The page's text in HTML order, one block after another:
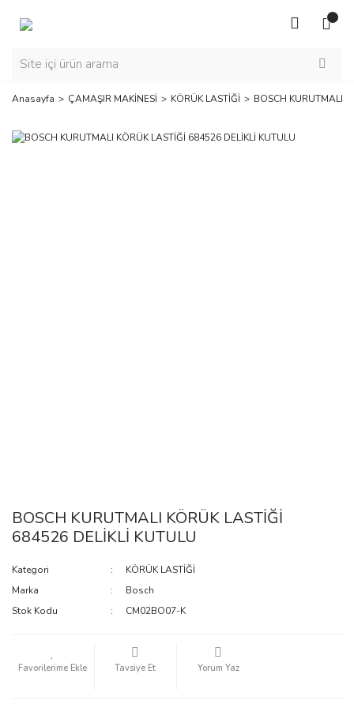
Anasayfa ÇAMAŞIR MAKİNESİ KÖRÜK LASTİĞİ BOSCH KURUTMALI
BOSCH KURUTMALI KÖRÜK LASTİĞİ
684526 DELİKLİ KUTULU
Kategori
KÖRÜK LASTİĞİ
Marka
Bosch
Stok Kodu
CM02BO07-K
Tavsiye Et Yorum Yaz